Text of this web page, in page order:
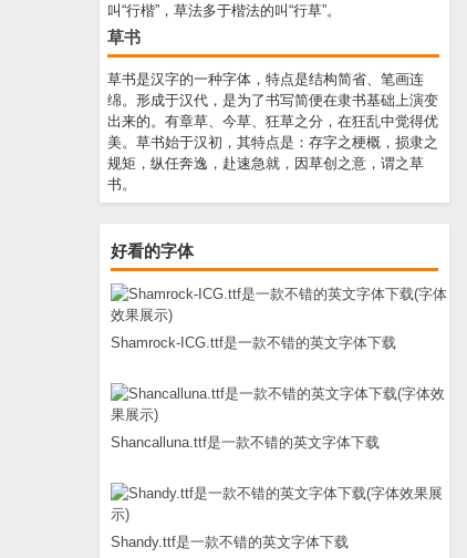
叫“行楷”，草法多于楷法的叫“行草”。
草书
草书是汉字的一种字体，特点是结构简省、笔画连
绵。形成于汉代，是为了书写简便在隶书基础上演变
出来的。有章草、今草、狂草之分，在狂乱中觉得优
美。草书始于汉初，其特点是：存字之梗概，损隶之
规矩，纵任奔逸，赴速急就，因草创之意，谓之草
书。
好看的字体
Shamrock-ICG.ttf是一款不错的英文字体下载
Shancalluna.ttf是一款不错的英文字体下载
Shandy.ttf是一款不错的英文字体下载